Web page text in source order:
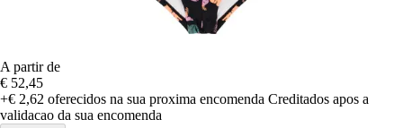
A partir de
€ 52,45
+€ 2,62 oferecidos na sua proxima encomenda Creditados apos a
validacao da sua encomenda